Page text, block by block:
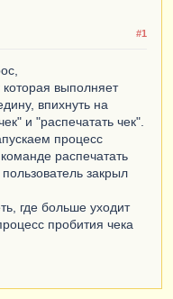
);
(Пара
Тогда
#1
которая выполняет
впихнуть на
и "распечатать чек".
процесс
распечатать
закрыл
где больше уходит
пробития чека